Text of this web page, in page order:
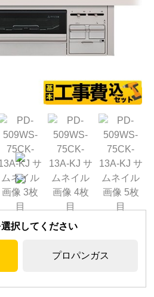
択してください
プロパンガス